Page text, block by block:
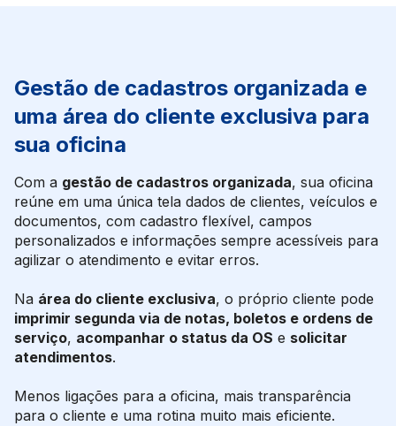
Gestão de cadastros organizada e
uma área do cliente exclusiva para
sua oficina
Com a gestão de cadastros organizada, sua oficina
reúne em uma única tela dados de clientes, veículos e
documentos, com cadastro flexível, campos
personalizados e informações sempre acessíveis para
agilizar o atendimento e evitar erros.
Na área do cliente exclusiva, o próprio cliente pode
imprimir segunda via de notas, boletos e ordens de
serviço, acompanhar o status da OS e solicitar
atendimentos.
Menos ligações para a oficina, mais transparência
para o cliente e uma rotina muito mais eficiente.